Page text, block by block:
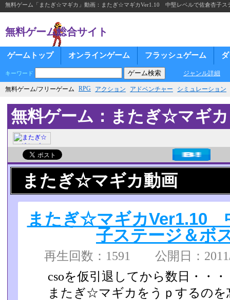
無料ゲーム「またぎ☆マギカ」動画：またぎ☆マギカVer1.10 中堅レベルで佐倉杏子ス
無料ゲーム総合サイト
ゲームトップ オンラインゲーム フラッシュゲーム
キーワード ジャンル詳細
無料ゲーム/フリーゲーム RPG アクション アドベンチャー シミュレーション
無料ゲーム：またぎ☆マギカ
またぎ☆マギカ動画
またぎ☆マギカVer1.10
子ステージ＆ボ
再生回数：1591 公開日：
csoを仮引退してから数日・・・
またぎ☆マギカをうｐするのを